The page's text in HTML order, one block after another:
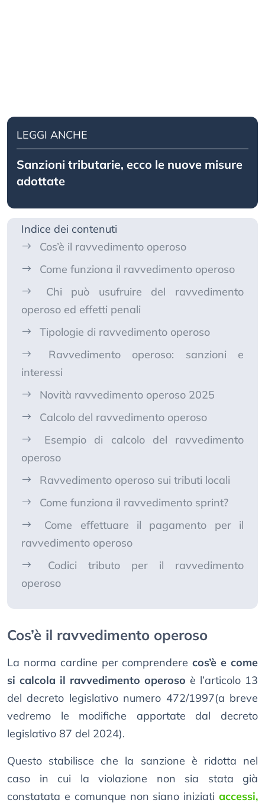
LEGGI ANCHE
Sanzioni tributarie, ecco le nuove misure
adottate
Indice dei contenuti
Cos’è il ravvedimento operoso
Come funziona il ravvedimento operoso
Chi può usufruire del ravvedimento
operoso ed effetti penali
Tipologie di ravvedimento operoso
Ravvedimento operoso: sanzioni e
interessi
Novità ravvedimento operoso 2025
Calcolo del ravvedimento operoso
Esempio di calcolo del ravvedimento
operoso
Ravvedimento operoso sui tributi locali
Come funziona il ravvedimento sprint?
Come effettuare il pagamento per il
ravvedimento operoso
Codici tributo per il ravvedimento
operoso
Cos’è il ravvedimento operoso
La norma cardine per comprenderecos’è e come
si calcola il ravvedimento operoso è l’articolo 13
del decreto legislativo numero 472/1997(a breve
vedremo le modifiche apportate dal decreto
legislativo 87 del 2024).
Questo stabilisce che la sanzione è ridotta nel
caso in cui la violazione non sia stata già
constatata e comunque non siano iniziati accessi,